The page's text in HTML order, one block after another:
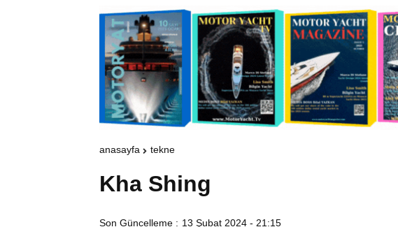
anasayfa tekne
Kha Shing
Son Güncelleme : 13 Şubat 2024 - 21:15